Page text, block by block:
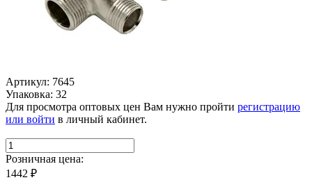
Артикул: 7645
Упаковка: 32
Для просмотра оптовых цен Вам нужно пройти регистрацию
или войти в личный кабинет.
Розничная цена:
1442 ₽